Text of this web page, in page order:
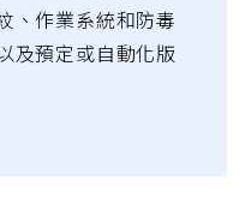
、作業系統和防毒
及預定或自動化版